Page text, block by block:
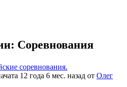
Соревнования
соревнования.
12 года 6 мес. назад от Олег